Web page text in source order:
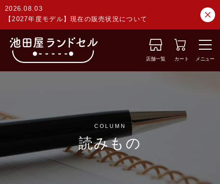
2026.08.03
【2027年度モデル】現在の販売状況について
店舗一覧 カート メニュー
COLUMN
読みもの